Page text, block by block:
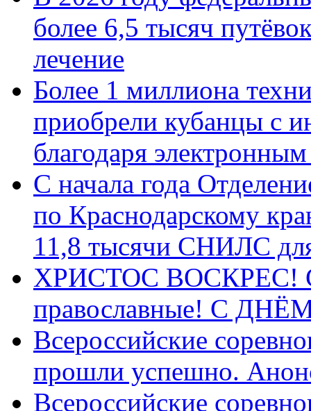
более 6,5 тысяч
лечение
Более 1 миллиона
приобрели кубанцы с
благодаря
С начала года
по Краснодарскому
11,8 тысячи СНИЛС
ХРИСТОС ВОСКРЕС! С
православные! C
Всероссийские
прошли успешно.
Всероссийские